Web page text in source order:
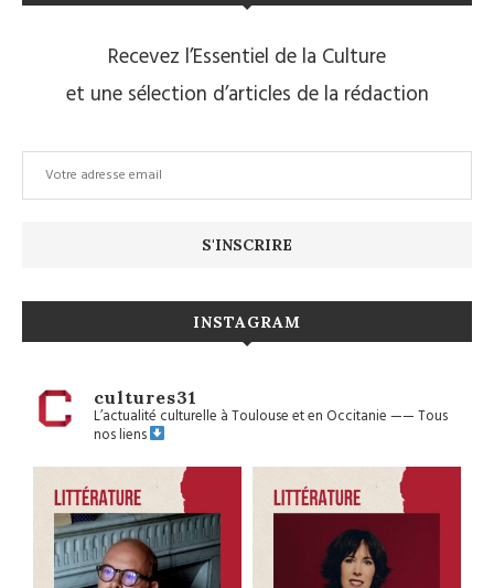
Recevez l’Essentiel de la Culture
et une sélection d’articles de la rédaction
INSTAGRAM
cultures31
L’actualité culturelle à Toulouse et en Occitanie——Tous
nos liens